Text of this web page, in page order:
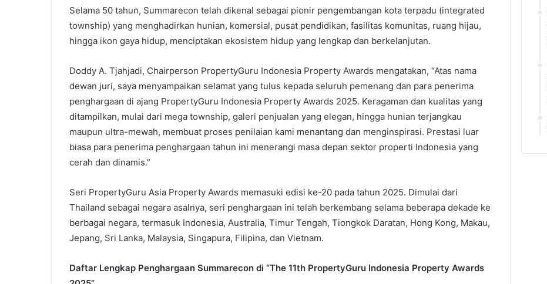
Selama 50 tahun, Summarecon telah dikenal sebagai pionir pengembangan kota terpadu (integrated
township) yang menghadirkan hunian, komersial, pusat pendidikan, fasilitas komunitas, ruang hijau,
hingga ikon gaya hidup, menciptakan ekosistem hidup yang lengkap dan berkelanjutan.
Doddy A. Tjahjadi, Chairperson PropertyGuru Indonesia Property Awards mengatakan, “Atas nama
dewan juri, saya menyampaikan selamat yang tulus kepada seluruh pemenang dan para penerima
penghargaan di ajang PropertyGuru Indonesia Property Awards 2025. Keragaman dan kualitas yang
ditampilkan, mulai dari mega township, galeri penjualan yang elegan, hingga hunian terjangkau
maupun ultra-mewah, membuat proses penilaian kami menantang dan menginspirasi. Prestasi luar
biasa para penerima penghargaan tahun ini menerangi masa depan sektor properti Indonesia yang
cerah dan dinamis.”
Seri PropertyGuru Asia Property Awards memasuki edisi ke-20 pada tahun 2025. Dimulai dari
Thailand sebagai negara asalnya, seri penghargaan ini telah berkembang selama beberapa dekade ke
berbagai negara, termasuk Indonesia, Australia, Timur Tengah, Tiongkok Daratan, Hong Kong, Makau,
Jepang, Sri Lanka, Malaysia, Singapura, Filipina, dan Vietnam.
Daftar Lengkap Penghargaan Summarecon di “The 11th PropertyGuru Indonesia Property Awards